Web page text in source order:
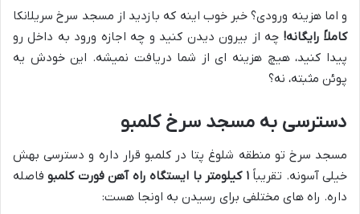
و اما هزینه ورودی؟ خبر خوب اینه که بازدید از مسجد سرخ سریلانکا
کاملاً رایگانه! چه از بیرون دیدن کنید و چه اجازه ورود به داخل رو
پیدا کنید، هیچ هزینه ای از شما دریافت نمیشه. این خودش یه
پوئن مثبته، نه؟
دسترسی به مسجد سرخ کلمبو
مسجد سرخ تو منطقه شلوغ پتا در کلمبو قرار داره و دسترسی بهش
خیلی آسونه. تقریباً۱ کیلومتر با ایستگاه راه آهن فورت کلمبو
فاصله
داره. راه های مختلفی برای رسیدن به اونجا هست: